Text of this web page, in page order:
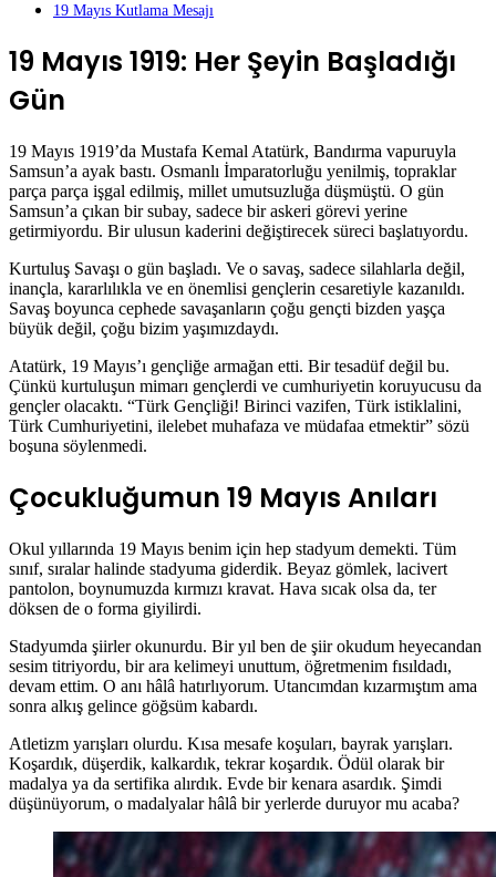
19 Mayıs Kutlama Mesajı
19 Mayıs 1919: Her Şeyin Başladığı
Gün
19 Mayıs 1919’da Mustafa Kemal Atatürk, Bandırma vapuruyla
Samsun’a ayak bastı. Osmanlı İmparatorluğu yenilmiş, topraklar
parça parça işgal edilmiş, millet umutsuzluğa düşmüştü. O gün
Samsun’a çıkan bir subay, sadece bir askeri görevi yerine
getirmiyordu. Bir ulusun kaderini değiştirecek süreci başlatıyordu.
Kurtuluş Savaşı o gün başladı. Ve o savaş, sadece silahlarla değil,
inançla, kararlılıkla ve en önemlisi gençlerin cesaretiyle kazanıldı.
Savaş boyunca cephede savaşanların çoğu gençti bizden yaşça
büyük değil, çoğu bizim yaşımızdaydı.
Atatürk, 19 Mayıs’ı gençliğe armağan etti. Bir tesadüf değil bu.
Çünkü kurtuluşun mimarı gençlerdi ve cumhuriyetin koruyucusu da
gençler olacaktı. “Türk Gençliği! Birinci vazifen, Türk istiklalini,
Türk Cumhuriyetini, ilelebet muhafaza ve müdafaa etmektir” sözü
boşuna söylenmedi.
Çocukluğumun 19 Mayıs Anıları
Okul yıllarında 19 Mayıs benim için hep stadyum demekti. Tüm
sınıf, sıralar halinde stadyuma giderdik. Beyaz gömlek, lacivert
pantolon, boynumuzda kırmızı kravat. Hava sıcak olsa da, ter
döksen de o forma giyilirdi.
Stadyumda şiirler okunurdu. Bir yıl ben de şiir okudum heyecandan
sesim titriyordu, bir ara kelimeyi unuttum, öğretmenim fısıldadı,
devam ettim. O anı hâlâ hatırlıyorum. Utancımdan kızarmıştım ama
sonra alkış gelince göğsüm kabardı.
Atletizm yarışları olurdu. Kısa mesafe koşuları, bayrak yarışları.
Koşardık, düşerdik, kalkardık, tekrar koşardık. Ödül olarak bir
madalya ya da sertifika alırdık. Evde bir kenara asardık. Şimdi
düşünüyorum, o madalyalar hâlâ bir yerlerde duruyor mu acaba?